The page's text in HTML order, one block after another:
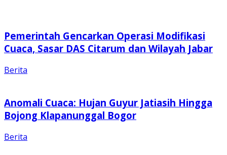
Pemerintah Gencarkan Operasi Modifikasi
Cuaca, Sasar DAS Citarum dan Wilayah Jabar
Berita
Anomali Cuaca: Hujan Guyur Jatiasih Hingga
Bojong Klapanunggal Bogor
Berita